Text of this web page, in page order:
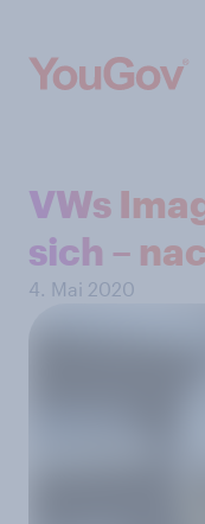
VWs
sich –
4. Mai 2020